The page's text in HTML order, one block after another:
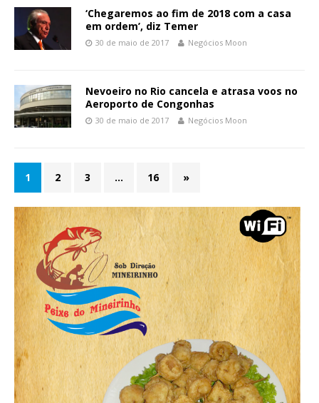
‘Chegaremos ao fim de 2018 com a casa
em ordem’, diz Temer
30 de maio de 2017 Negócios Moon
Nevoeiro no Rio cancela e atrasa voos no
Aeroporto de Congonhas
30 de maio de 2017 Negócios Moon
1 2 3 … 16 »